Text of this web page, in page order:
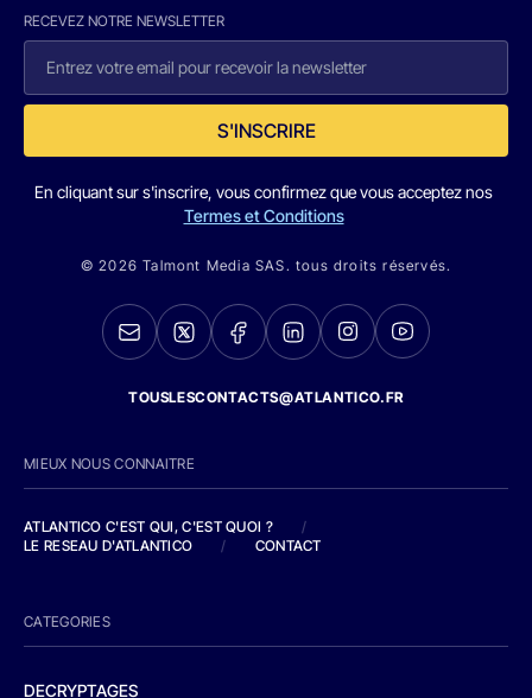
RECEVEZ NOTRE NEWSLETTER
S'INSCRIRE
En cliquant sur s'inscrire, vous confirmez que vous acceptez nos
Termes et Conditions
© 2026 Talmont Media SAS. tous droits réservés.
TOUSLESCONTACTS@ATLANTICO.FR
MIEUX NOUS CONNAITRE
ATLANTICO C'EST QUI, C'EST QUOI ?
/
LE RESEAU D'ATLANTICO
/ CONTACT
CATEGORIES
DECRYPTAGES